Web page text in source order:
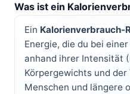
Was ist ein
Ein Kalorienverbrauch-
Energie, die du bei
anhand ihrer Intensität
Körpergewichts und
Menschen und längere